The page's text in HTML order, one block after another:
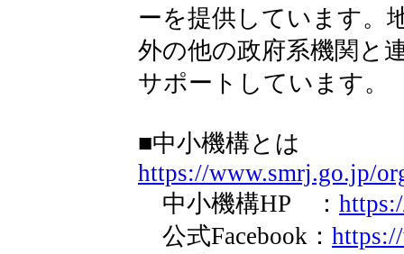
ーを提供しています。
外の他の政府系機関と
サポートしています。
■中小機構とは
https://www.smrj.go.jp/
中小機構HP ：
公式Facebook：